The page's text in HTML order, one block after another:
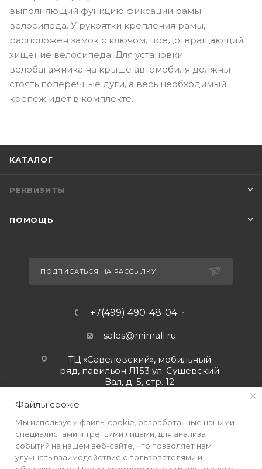
выполняющий функцию фиксации рамы
велосипеда. У рукоятки крепления рамы,
расположен замок с ключом, предотвращающий
хищение велосипеда. Для установки
велобагажника на крыше автомобиля должны
стоять поперечные дуги, а весь необходимый
крепеж идет в комплекте.
КАТАЛОГ
РЕКВИЗИТЫ
ПОМОЩЬ
ПОДПИСАТЬСЯ НА РАССЫЛКУ
+7(499) 490-48-04
sales@mimall.ru
ТЦ «Савеловский», мобильный
ряд, павильон Л153 ул. Сущевский
Вал, д. 5, стр. 12
Файлы cookie
Мы используем файлы cookie, разработанные нашими
специалистами и третьими лицами, для анализа
событий на нашем веб-сайте, что позволяет нам
улучшать взаимодействие с пользователями и